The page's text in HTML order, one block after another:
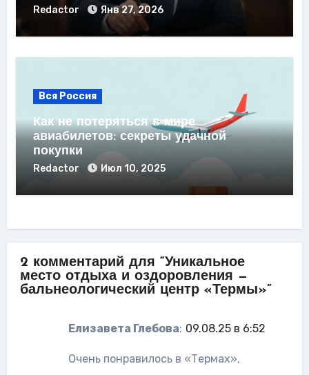
Redactor Янв 27, 2026
Вся Россия
Как не потеряться в мире
авиабилетов: секреты удачной
покупки
Redactor Июл 10, 2025
2 комментарий для “Уникальное
место отдыха и оздоровления —
бальнеологический центр «Термы»”
Елизавета Глебова: 09.08.25 в 6:52
Очень понравилось в «Термах»,